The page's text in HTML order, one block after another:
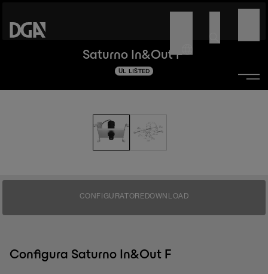
Saturno In&Out F
UL LISTED
CONFIGURATORE DOWNLOAD
Configura Saturno In&Out F